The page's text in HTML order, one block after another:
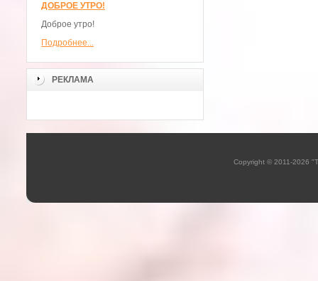
ДОБРОЕ УТРО!
Доброе утро!
Подробнее...
РЕКЛАМА
Copyright © 2011-2026